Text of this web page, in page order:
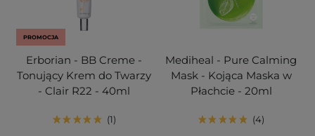
PROMOCJA
Erborian - BB Creme -
Tonujący Krem do Twarzy
- Clair R22 - 40ml
1
Mediheal - Pure Calming
Mask - Kojąca Maska w
Płachcie - 20ml
4